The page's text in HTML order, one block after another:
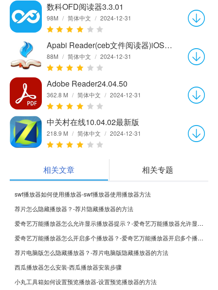
数科OFD阅读器3.3.01
98M / 简体中文 / 2024-12-31
Apabi Reader(ceb文件阅读器)iOS版 v2.4.4
88M / 简体中文 / 2024-12-31
Adobe Reader24.04.50
362.8 M / 简体中文 / 2024-12-31
中关村在线10.04.02最新版
218.9 M / 简体中文 / 2024-12-31
相关文章 相关专题
swf播放器如何使用播放器-swf播放器使用播放器方法
荐片怎么隐藏播放器？-荐片隐藏播放器的方法
爱奇艺万能播放器怎么允许显示播放器提示？-爱奇艺万能播放器允许显示播放器提示的方法
爱奇艺万能播放器怎么开启多个播放器？-爱奇艺万能播放器开启多个播放器的方法
荐片电脑版怎么隐藏播放器？-荐片电脑版隐藏播放器的方法
西瓜播放器怎么安装-西瓜播放器安装步骤
小丸工具箱如何设置预览播放器-设置预览播放器的方法